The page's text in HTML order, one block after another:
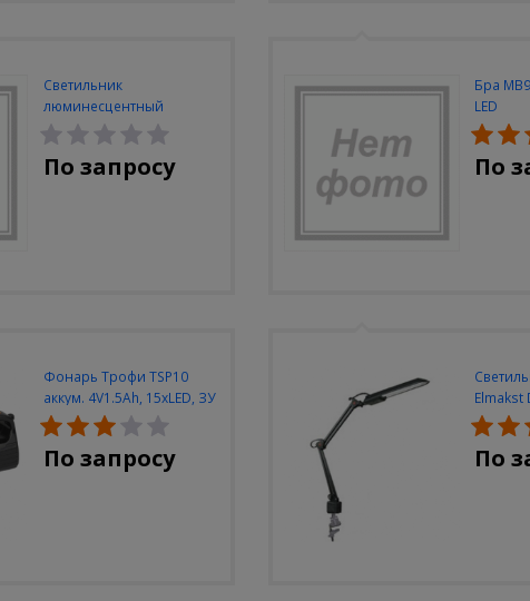
Светильник
люминесцентный
Navigator NEL-A2-E130-T4-
840/WH
По запросу
Бра
LED
По
Фонарь Трофи TSP10
аккум. 4V1.5Ah, 15xLED, ЗУ
вилка 220V
По запросу
Elmakst
черный
По